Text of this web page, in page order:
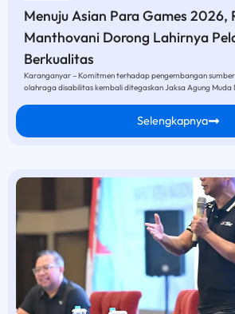
Menuju Asian Para Games 2026,
Manthovani Dorong Lahirnya
Berkualitas
Karanganyar – Komitmen terhadap pengembangan
olahraga disabilitas kembali ditegaskan Jaksa Agung Muda
Selengkapnya